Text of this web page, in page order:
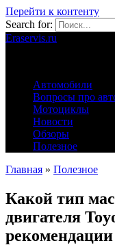
Перейти к контенту
Search for:
Eraservis.ru
Автомобили
Вопросы про
Мотоциклы
Новости
Обзоры
Полезное
Главная » Полезное
Какой тип
двигателя